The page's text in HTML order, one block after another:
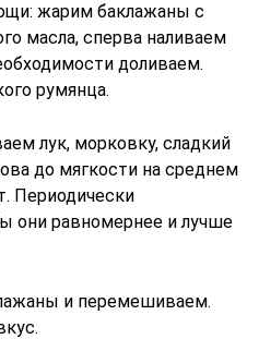
жарим баклажаны с
масла, сперва наливаем
доливаем.
румянца.
лук, морковку, сладкий
до мягкости на среднем
Периодически
они равномернее и лучше
и перемешиваем.